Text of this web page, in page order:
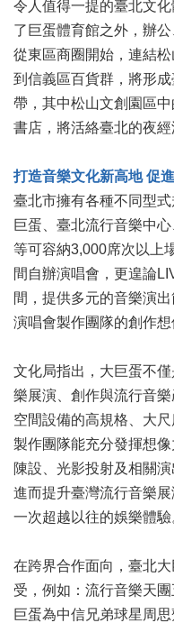
助/
申
請
案
件
政
開
資
訊
聯
絡
資
訊
音
專
區
回
首
頁
站
導
覽
令人值得一提的臺北文
了巨蛋體育館之外，辦
從東區商圈開始，連結
到信義區百貨群，將形
帶，其中松山文創園區
書店，將活絡臺北的夜經
打造音樂文化新高地 促
臺北市擁有各種不同型
巨蛋、臺北流行音樂中
等可容納3,000席次以上
間自辦演唱會，更遑論
間，提供多元的音樂演
演唱會製作團隊的創作想
文化局指出，大巨蛋不
樂展演、創作與流行音
空間設備的高規格、大
製作團隊能充分發揮想
陳設、光影投射及相關
進而提升臺灣流行音樂
一次超越以往的娛樂體驗
在跨界合作面向，臺北
受，例如：流行音樂天
巨蛋為中信兄弟球星周